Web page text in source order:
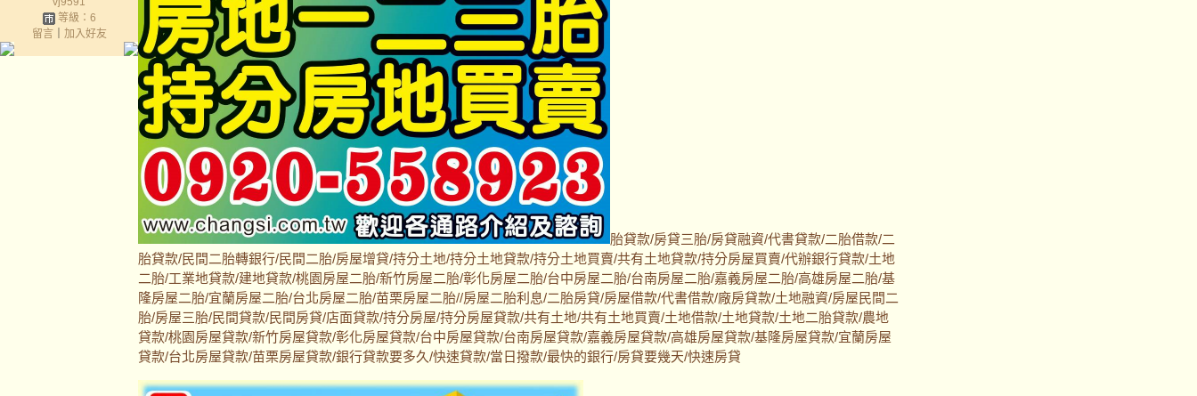
等級：6
留言｜ 加入好友
胎貸款/房貸三胎/房貸融資/代書貸款/二胎借款/二
胎貸款/民間二胎轉銀行/民間二胎/房屋增貸/持分土地/持分土地貸款/持分土地買賣/共有土地貸款/持分房屋買賣/代辦銀行貸款/土地
二胎/工業地貸款/建地貸款/桃園房屋二胎/新竹房屋二胎/彰化房屋二胎/台中房屋二胎/台南房屋二胎/嘉義房屋二胎/高雄房屋二胎/基
隆房屋二胎/宜蘭房屋二胎/台北房屋二胎/苗栗房屋二胎//房屋二胎利息/二胎房貸/房屋借款/代書借款/廠房貸款/土地融資/房屋民間二
胎/房屋三胎/民間貸款/民間房貸/店面貸款/持分房屋/持分房屋貸款/共有土地/共有土地買賣/土地借款/土地貸款/土地二胎貸款/農地
貸款/桃園房屋貸款/新竹房屋貸款/彰化房屋貸款/台中房屋貸款/台南房屋貸款/嘉義房屋貸款/高雄房屋貸款/基隆房屋貸款/宜蘭房屋
貸款/台北房屋貸款/苗栗房屋貸款/銀行貸款要多久/快速貸款/當日撥款/最快的銀行/房貸要幾天/快速房貸